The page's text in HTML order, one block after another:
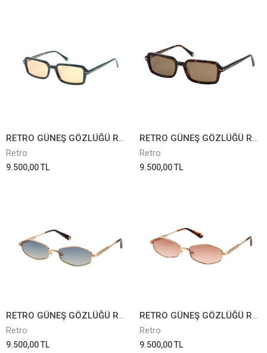
RETRO GÜNEŞ GÖZLÜĞÜ RS2618-03
Retro
9.500,00 TL
RETRO GÜNEŞ GÖZLÜĞÜ RS2618-04
Retro
9.500,00 TL
RETRO GÜNEŞ GÖZLÜĞÜ RS2626-01
Retro
9.500,00 TL
RETRO GÜNEŞ GÖZLÜĞÜ RS2626-02
Retro
9.500,00 TL